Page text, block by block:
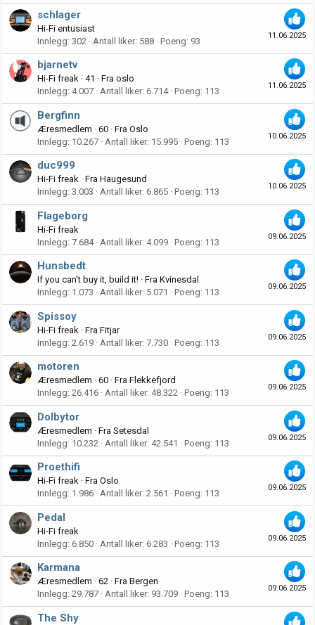
11.06.2025
schlager
Hi-Fi entusiast
Innlegg 302 Antall liker 588 Poeng 93
11.06.2025
bjarnetv
Hi-Fi freak · 41 · Fra oslo
Innlegg 4.007 Antall liker 6.714 Poeng 113
10.06.2025
Bergfinn
Æresmedlem · 60 · Fra Oslo
Innlegg 10.267 Antall liker 15.995 Poeng 113
10.06.2025
duc999
Hi-Fi freak · Fra Haugesund
Innlegg 3.003 Antall liker 6.865 Poeng 113
09.06.2025
Flageborg
Hi-Fi freak
Innlegg 7.684 Antall liker 4.099 Poeng 113
09.06.2025
Hunsbedt
If you can't buy it, build it! · Fra Kvinesdal
Innlegg 1.073 Antall liker 5.071 Poeng 113
09.06.2025
Spissoy
Hi-Fi freak · Fra Fitjar
Innlegg 2.619 Antall liker 7.730 Poeng 113
09.06.2025
motoren
Æresmedlem · 60 · Fra Flekkefjord
Innlegg 26.416 Antall liker 48.322 Poeng 113
09.06.2025
Dolbytor
Æresmedlem · Fra Setesdal
Innlegg 10.232 Antall liker 42.541 Poeng 113
09.06.2025
Proethifi
Hi-Fi freak · Fra Oslo
Innlegg 1.986 Antall liker 2.561 Poeng 113
09.06.2025
Pedal
Hi-Fi freak
Innlegg 6.850 Antall liker 6.283 Poeng 113
09.06.2025
Karmana
Æresmedlem · 62 · Fra Bergen
Innlegg 29.787 Antall liker 93.709 Poeng 113
The Shy